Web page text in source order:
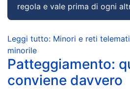
regola e vale prima di ogni
Leggi tutto: Minori e reti
minorile
Patteggiamento:
conviene davvero